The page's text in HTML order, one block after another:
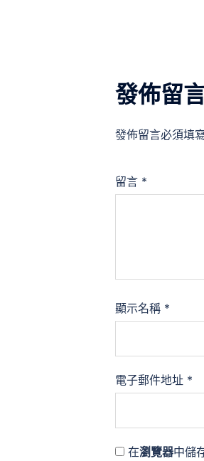
發佈留
發佈留言必須填
留言 *
顯示名稱 *
電子郵件地址 *
在瀏覽器中儲